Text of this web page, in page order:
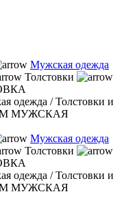
Мужская одежда
Толстовки
одежда /Толстовки и
МУЖСКАЯ
Мужская одежда
Толстовки
одежда /Толстовки и
МУЖСКАЯ